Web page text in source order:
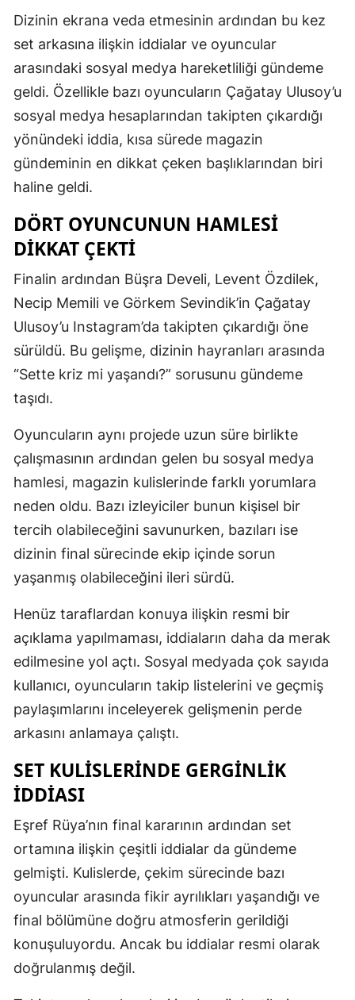
Dizinin ekrana veda etmesinin ardından bu kez
set arkasına ilişkin iddialar ve oyuncular
arasındaki sosyal medya hareketliliği gündeme
geldi. Özellikle bazı oyuncuların Çağatay Ulusoy’u
sosyal medya hesaplarından takipten çıkardığı
yönündeki iddia, kısa sürede magazin
gündeminin en dikkat çeken başlıklarından biri
haline geldi.
DÖRT OYUNCUNUN HAMLESI
DIKKAT ÇEKTI
Finalin ardından Büşra Develi, Levent Özdilek,
Necip Memili ve Görkem Sevindik’in Çağatay
Ulusoy’u Instagram’da takipten çıkardığı öne
sürüldü. Bu gelişme, dizinin hayranları arasında
“Sette kriz mi yaşandı?” sorusunu gündeme
taşıdı.
Oyuncuların aynı projede uzun süre birlikte
çalışmasının ardından gelen bu sosyal medya
hamlesi, magazin kulislerinde farklı yorumlara
neden oldu. Bazı izleyiciler bunun kişisel bir
tercih olabileceğini savunurken, bazıları ise
dizinin final sürecinde ekip içinde sorun
yaşanmış olabileceğini ileri sürdü.
Henüz taraflardan konuya ilişkin resmi bir
açıklama yapılmaması, iddiaların daha da merak
edilmesine yol açtı. Sosyal medyada çok sayıda
kullanıcı, oyuncuların takip listelerini ve geçmiş
paylaşımlarını inceleyerek gelişmenin perde
arkasını anlamaya çalıştı.
SET KULISLERINDE GERGINLIK
IDDIASI
Eşref Rüya’nın final kararının ardından set
ortamına ilişkin çeşitli iddialar da gündeme
gelmişti. Kulislerde, çekim sürecinde bazı
oyuncular arasında fikir ayrılıkları yaşandığı ve
final bölümüne doğru atmosferin gerildiği
konuşuluyordu. Ancak bu iddialar resmi olarak
doğrulanmış değil.